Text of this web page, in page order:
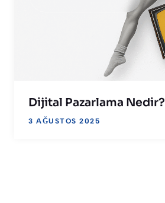
Dijital Pazarlama Nedir?
3 AĞUSTOS 2025